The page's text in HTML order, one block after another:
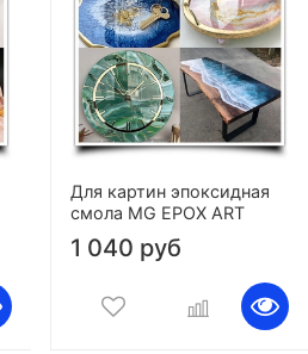
Для картин эпоксидная
смола MG EPOX ART
1 040 руб